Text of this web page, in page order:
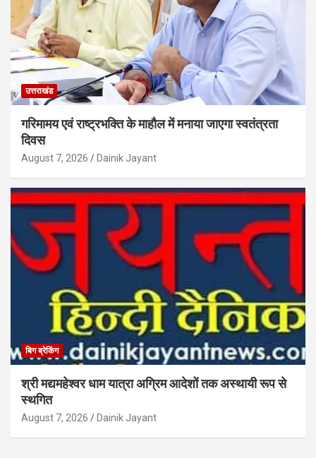
उत्तराखंड
गरिमामय एवं राष्ट्रभक्ति के माहौल में मनाया जाएगा स्वतंत्रता
दिवस
August 7, 2026 Dainik Jayant
बिग ब्रेकिंग
श्री मद्यमहेश्वर धाम यात्रा अग्रिम आदेशों तक अस्थायी रूप से
स्थगित
August 7, 2026 Dainik Jayant